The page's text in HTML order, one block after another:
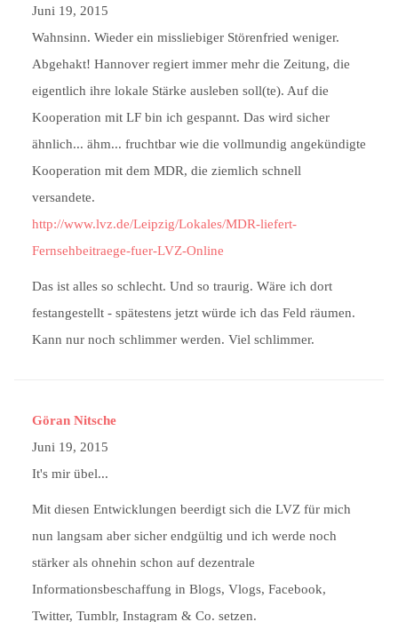
Juni 19, 2015
Wahnsinn. Wieder ein missliebiger Störenfried weniger.
Abgehakt! Hannover regiert immer mehr die Zeitung, die
eigentlich ihre lokale Stärke ausleben soll(te). Auf die
Kooperation mit LF bin ich gespannt. Das wird sicher
ähnlich... ähm... fruchtbar wie die vollmundig angekündigte
Kooperation mit dem MDR, die ziemlich schnell
versandete.
http://www.lvz.de/Leipzig/Lokales/MDR-liefert-
Fernsehbeitraege-fuer-LVZ-Online
Das ist alles so schlecht. Und so traurig. Wäre ich dort
festangestellt - spätestens jetzt würde ich das Feld räumen.
Kann nur noch schlimmer werden. Viel schlimmer.
Göran Nitsche
Juni 19, 2015
It's mir übel...
Mit diesen Entwicklungen beerdigt sich die LVZ für mich
nun langsam aber sicher endgültig und ich werde noch
stärker als ohnehin schon auf dezentrale
Informationsbeschaffung in Blogs, Vlogs, Facebook,
Twitter, Tumblr, Instagram & Co. setzen.